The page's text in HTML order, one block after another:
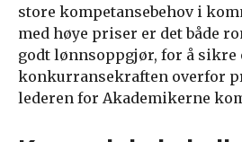
store kompetansebehov i
med høye priser er det både
godt lønnsoppgjør, for å sikre
konkurransekraften overfor
lederen for Akademikerne